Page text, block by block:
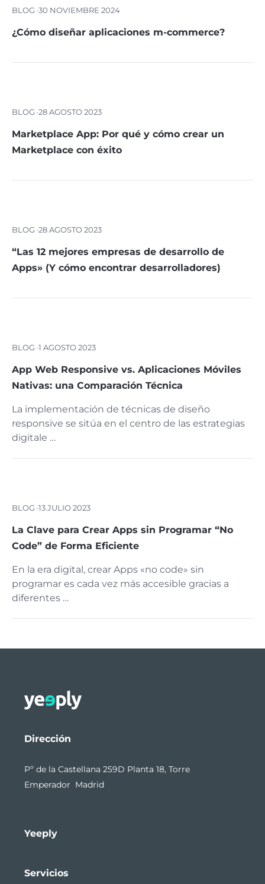
BLOG ·30 NOVIEMBRE 2024
¿Cómo diseñar aplicaciones m-commerce?
BLOG ·28 AGOSTO 2023
Marketplace App: Por qué y cómo crear un
Marketplace con éxito
BLOG ·28 AGOSTO 2023
“Las 12 mejores empresas de desarrollo de
Apps» (Y cómo encontrar desarrolladores)
BLOG ·1 AGOSTO 2023
App Web Responsive vs. Aplicaciones Móviles
Nativas: una Comparación Técnica
La implementación de técnicas de diseño
responsive se sitúa en el centro de las estrategias
digitale …
BLOG ·13 JULIO 2023
La Clave para Crear Apps sin Programar “No
Code” de Forma Eficiente
En la era digital, crear Apps «no code» sin
programar es cada vez más accesible gracias a
diferentes …
Dirección
Pº de la Castellana 259D Planta 18, Torre
Emperador Madrid
Yeeply
Servicios